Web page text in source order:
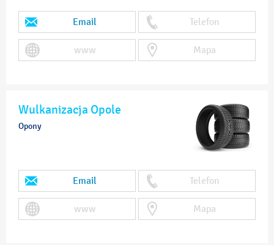
Email Telefon
www Mapa
Wulkanizacja Opole
Opony
Email Telefon
www Mapa